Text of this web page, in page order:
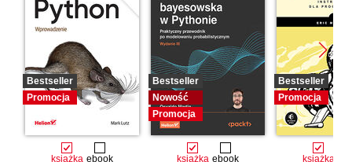
Bestseller
Promocja
książka ebook
Bestseller
Nowość
Promocja
książka ebook
Bestseller
Promocja
książka